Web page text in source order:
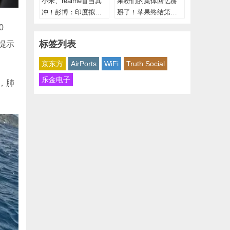
示
肺
冲！彭博：印度拟封
掰了！苹果终结第一
标签列表
京东方 AirPorts WiFi
Truth Social
乐金电子